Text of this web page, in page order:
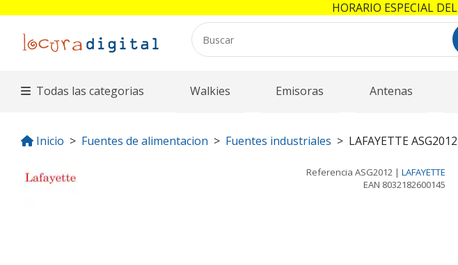
Todas las categorias Walkies Emisoras Antenas
Inicio Fuentes de alimentacion Fuentes industriales LAFAYETTE ASG2012
Referencia ASG2012 | LAFAYETTE
EAN 8032182600145
HORARIO ESPECIAL DEL